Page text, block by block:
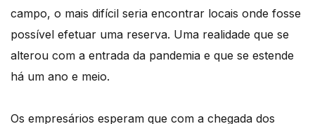
campo, o mais difícil seria encontrar locais onde fosse
possível efetuar uma reserva. Uma realidade que se
alterou com a entrada da pandemia e que se estende
há um ano e meio.
Os empresários esperam que com a chegada dos